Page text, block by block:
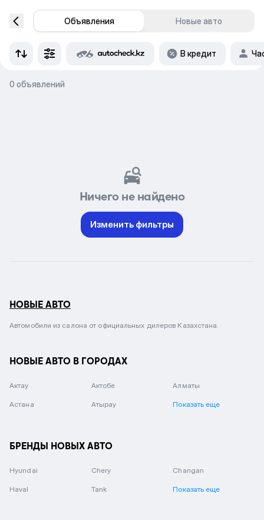
Объявления Новые авто
В кредит
0 объявлений
Ничего не найдено
Изменить фильтры
НОВЫЕ АВТО
Автомобили из салона от официальных дилеров Казахстана.
НОВЫЕ АВТО В ГОРОДАХ
Актау Актобе Алматы
Астана Атырау Показать еще
БРЕНДЫ НОВЫХ АВТО
Hyundai Chery Changan
Haval Tank Показать еще